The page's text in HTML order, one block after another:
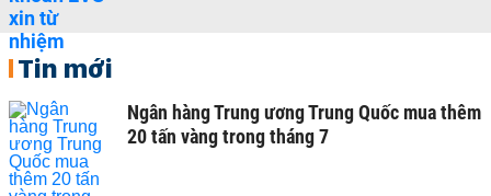
Tin mới
Ngân hàng Trung ương Trung Quốc mua thêm
20 tấn vàng trong tháng 7